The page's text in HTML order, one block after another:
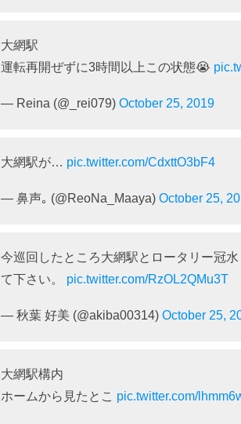
大網駅
運転再開ぜずに3時間以上この状態😭
— Reina (@_rei079) October 25, 2019
大網駅が… pic.twitter.com/CdxttO3bF4
— 鼻声｡ (@ReoNa_Maaya) October 25,
今巡回したところ大網駅とロータリー冠
て下さい。 pic.twitter.com/RzOL2QMu3T
— 秋葉 好美 (@akiba00314) October 25,
大網駅構内
ホームから見たとこ pic.twitter.com/